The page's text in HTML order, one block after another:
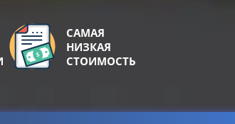
САМАЯ
НИЗКАЯ
СТОИМОСТЬ